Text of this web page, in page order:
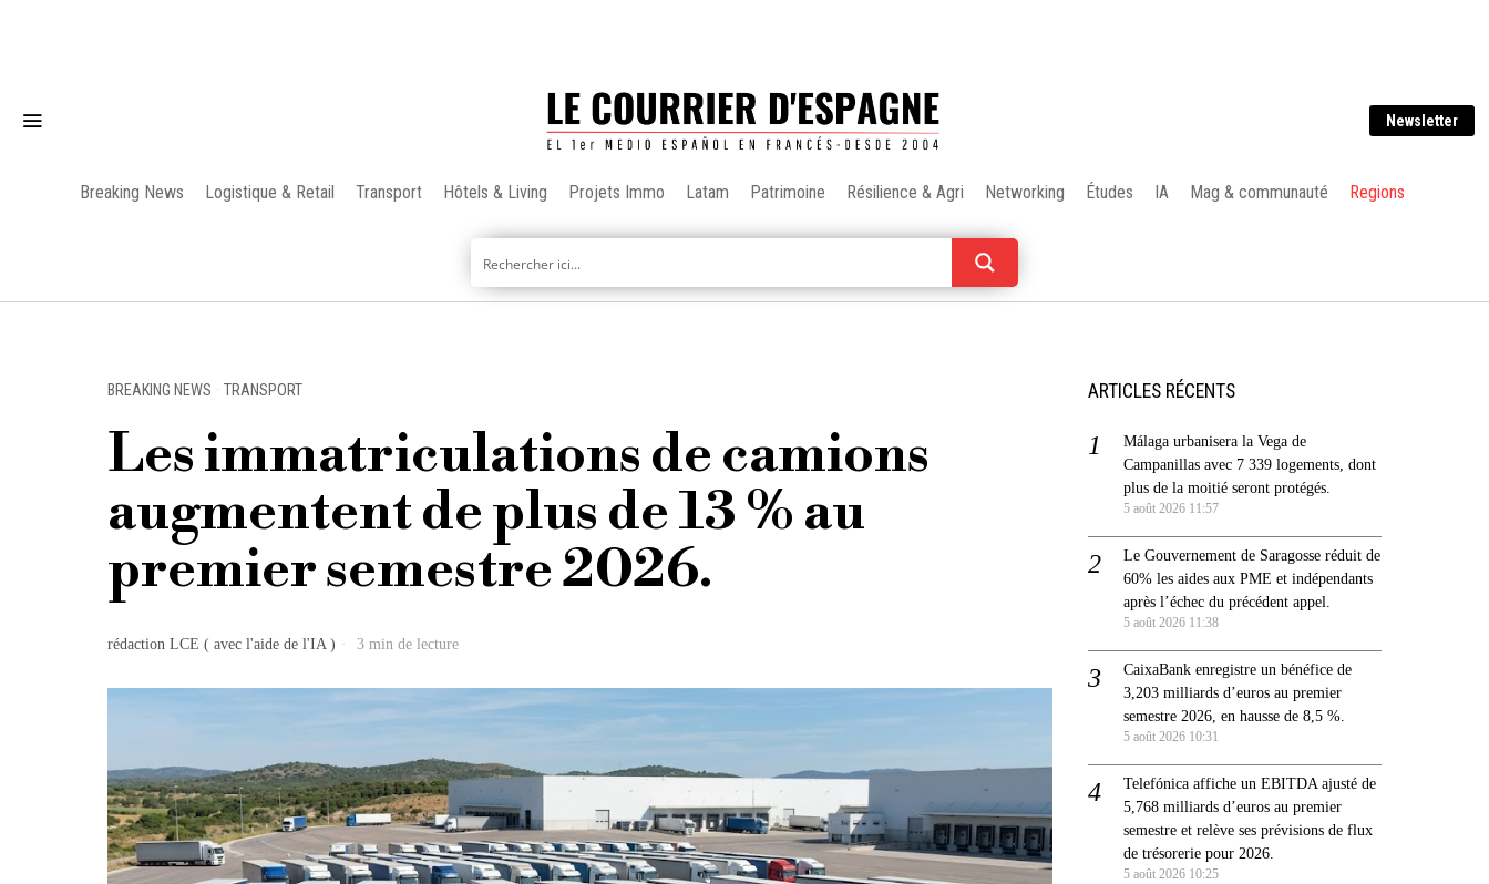
Newsletter
Breaking News Logistique & Retail Transport Hôtels & Living Projets Immo Latam Patrimoine Résilience & Agri Networking Études IA Mag & communauté Regions
BREAKING NEWS · TRANSPORT
Les immatriculations de camions
augmentent de plus de 13 % au
premier semestre 2026.
rédaction LCE ( avec l'aide de l'IA ) 3 min de lecture
ARTICLES RÉCENTS
Málaga urbanisera la Vega de
Campanillas avec 7 339 logements, dont
plus de la moitié seront protégés.
5 août 2026 11:57
Le Gouvernement de Saragosse réduit de
60% les aides aux PME et indépendants
après l’échec du précédent appel.
5 août 2026 11:38
CaixaBank enregistre un bénéfice de
3,203 milliards d’euros au premier
semestre 2026, en hausse de 8,5 %.
5 août 2026 10:31
Telefónica affiche un EBITDA ajusté de
5,768 milliards d’euros au premier
semestre et relève ses prévisions de flux
de trésorerie pour 2026.
5 août 2026 10:25